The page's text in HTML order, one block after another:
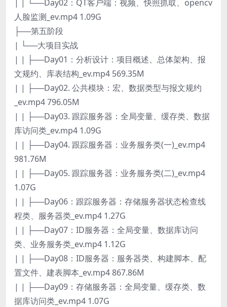
| | └──Day02：QT客户端：视频、快照抓取、opencv
人脸监测_ev.mp4 1.09G
├──第五阶段
| └──大项目实战
| | ├──Day01：分析设计：项目概述、总体架构、报
文规约、库表结构_ev.mp4 569.35M
| | ├──Day02. 公共模块：宏、数据类型与报文规约
_ev.mp4 796.05M
| | ├──Day03. 跟踪服务器：全局变量、缓存类、数据
库访问类_ev.mp4 1.09G
| | ├──Day04. 跟踪服务器：业务服务类(一)_ev.mp4
981.76M
| | ├──Day05. 跟踪服务器：业务服务类(二)_ev.mp4
1.07G
| | ├──Day06：跟踪服务器：存储服务器状态检查线
程类、服务器类_ev.mp4 1.27G
| | ├──Day07：ID服务器：全局变量、数据库访问
类、业务服务类_ev.mp4 1.12G
| | ├──Day08：ID服务器：服务器类、构建脚本、配
置文件、建表脚本_ev.mp4 867.86M
| | ├──Day09：存储服务器：全局变量、缓存类、数
据库访问类_ev.mp4 1.07G